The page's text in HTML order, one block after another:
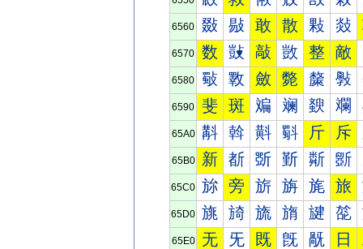
6560 敠 敡 敢 散 敤 敥
6570 数 敱 敲 敳 整 敵
6580 斀 斁 斂 斃 斄 斅
6590 斐 斑 斒 斓 斔 斕
65A0 斠 斡 斢 斣 斤 斥
65B0 新 斱 斲 斳 斴 斵
65C0 旀 旁 旂 旃 旄 旅
65D0 旐 旑 旒 旓 旔 旕
65E0 无 旡 既 旣 旤 日